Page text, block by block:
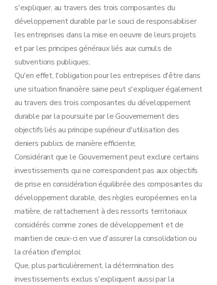
s'expliquer, au travers des trois composantes du
développement durable par le souci de responsabiliser
les entreprises dans la mise en oeuvre de leurs projets
et par les principes généraux liés aux cumuls de
subventions publiques;
Qu'en effet, l'obligation pour les entreprises d'être dans
une situation financière saine peut s'expliquer également
au travers des trois composantes du développement
durable par la poursuite par le Gouvernement des
objectifs liés au principe supérieur d'utilisation des
deniers publics de manière efficiente;
Considérant que le Gouvernement peut exclure certains
investissements qui ne correspondent pas aux objectifs
de prise en considération équilibrée des composantes du
développement durable, des règles européennes en la
matière, de rattachement à des ressorts territoriaux
considérés comme zones de développement et de
maintien de ceux-ci en vue d'assurer la consolidation ou
la création d'emploi;
Que, plus particulièrement, la détermination des
investissements exclus s'expliquent aussi par la